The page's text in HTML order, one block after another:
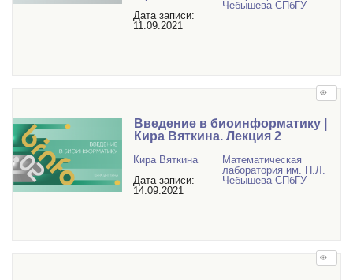
Дата записи:
11.09.2021
Чебышева СПбГУ
Введение в биоинформатику |
Кира Вяткина. Лекция 2
Кира Вяткина
Дата записи:
14.09.2021
Математичеcкая
лаборатория им. П.Л.
Чебышева СПбГУ